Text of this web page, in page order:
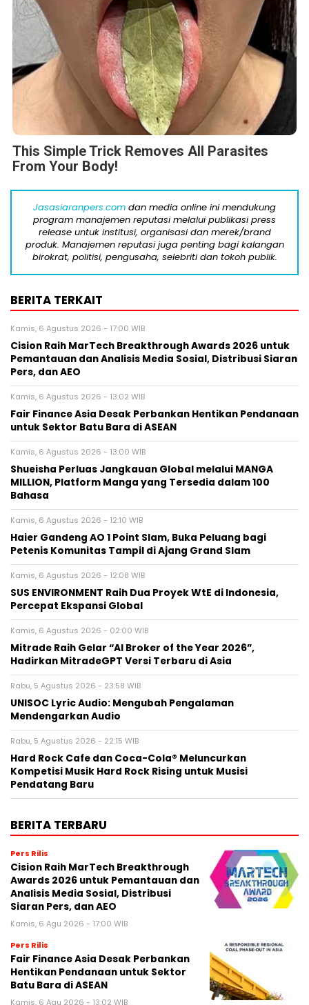
This Simple Trick Removes All Parasites
From Your Body!
Jasasiaranpers.com dan media online ini mendukung
program manajemen reputasi melalui publikasi press
release untuk institusi, organisasi dan merek/brand
produk. Manajemen reputasi juga penting bagi kalangan
birokrat, politisi, pengusaha, selebriti dan tokoh publik.
BERITA TERKAIT
Kamis, 6 Agustus 2026 - 17:00 WIB
Cision Raih MarTech Breakthrough Awards 2026 untuk
Pemantauan dan Analisis Media Sosial, Distribusi Siaran
Pers, dan AEO
Kamis, 6 Agustus 2026 - 13:02 WIB
Fair Finance Asia Desak Perbankan Hentikan Pendanaan
untuk Sektor Batu Bara di ASEAN
Kamis, 6 Agustus 2026 - 13:00 WIB
Shueisha Perluas Jangkauan Global melalui MANGA
MILLION, Platform Manga yang Tersedia dalam 100
Bahasa
Kamis, 6 Agustus 2026 - 12:10 WIB
Haier Gandeng AO 1 Point Slam, Buka Peluang bagi
Petenis Komunitas Tampil di Ajang Grand Slam
Kamis, 6 Agustus 2026 - 12:08 WIB
SUS ENVIRONMENT Raih Dua Proyek WtE di Indonesia,
Percepat Ekspansi Global
Kamis, 6 Agustus 2026 - 02:00 WIB
Mitrade Raih Gelar “AI Broker of the Year 2026”,
Hadirkan MitradeGPT Versi Terbaru di Asia
Rabu, 5 Agustus 2026 - 23:58 WIB
UNISOC Lyric Audio: Mengubah Pengalaman
Mendengarkan Audio
Rabu, 5 Agustus 2026 - 22:15 WIB
Hard Rock Cafe dan Coca-Cola® Meluncurkan
Kompetisi Musik Hard Rock Rising untuk Musisi
Pendatang Baru
BERITA TERBARU
Pers Rilis
Cision Raih MarTech Breakthrough
Awards 2026 untuk Pemantauan dan
Analisis Media Sosial, Distribusi
Siaran Pers, dan AEO
Kamis, 6 Agu 2026 - 17:00 WIB
Pers Rilis
Fair Finance Asia Desak Perbankan
Hentikan Pendanaan untuk Sektor
Batu Bara di ASEAN
Kamis, 6 Agu 2026 - 13:02 WIB